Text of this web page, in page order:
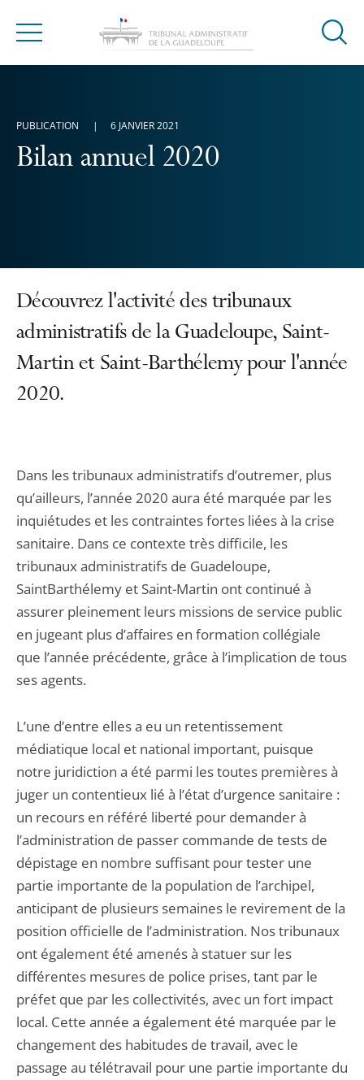
Menu
Ouvrir
Bilan annuel 2020
PUBLICATION 6 JANVIER 2021
Découvrez l'activité des tribunaux
administratifs de la Guadeloupe, Saint-
Martin et Saint-Barthélemy pour l'année
2020.
Dans les tribunaux administratifs d’outremer, plus
qu’ailleurs, l’année 2020 aura été marquée par les
inquiétudes et les contraintes fortes liées à la crise
sanitaire. Dans ce contexte très difficile, les
tribunaux administratifs de Guadeloupe,
SaintBarthélemy et Saint-Martin ont continué à
assurer pleinement leurs missions de service public
en jugeant plus d’affaires en formation collégiale
que l’année précédente, grâce à l’implication de tous
ses agents.
L’une d’entre elles a eu un retentissement
médiatique local et national important, puisque
notre juridiction a été parmi les toutes premières à
juger un contentieux lié à l’état d’urgence sanitaire :
un recours en référé liberté pour demander à
l’administration de passer commande de tests de
dépistage en nombre suffisant pour tester une
partie importante de la population de l’archipel,
anticipant de plusieurs semaines le revirement de la
position officielle de l’administration. Nos tribunaux
ont également été amenés à statuer sur les
différentes mesures de police prises, tant par le
préfet que par les collectivités, avec un fort impact
local. Cette année a également été marquée par le
changement des habitudes de travail, avec le
passage au télétravail pour une partie importante du